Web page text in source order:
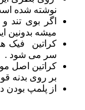
نوشته شده
اگر بوی
میشه بدونین
کراتین فیک
سر می شود .
کراتین اصل
بر روی بدنه
از پلمپ